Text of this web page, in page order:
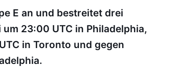
E an und bestreitet drei
23:00 UTC in Philadelphia,
in Toronto und gegen